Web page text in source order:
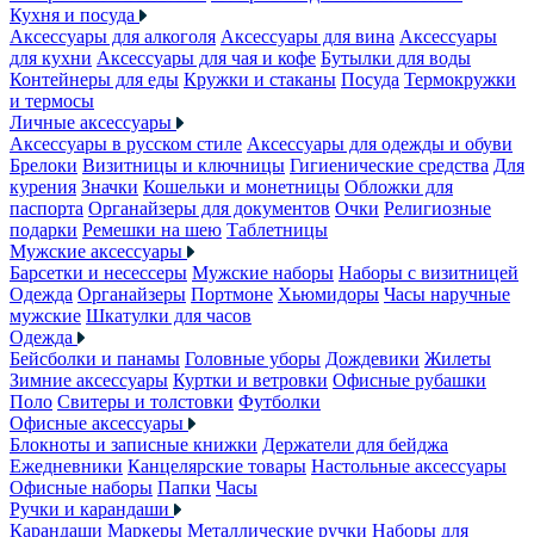
Кухня и посуда
Аксессуары для алкоголя Аксессуары для вина Аксессуары
для кухни Аксессуары для чая и кофе Бутылки для воды
Контейнеры для еды Кружки и стаканы Посуда Термокружки
и термосы
Личные аксессуары
Аксессуары в русском стиле Аксессуары для одежды и обуви
Брелоки Визитницы и ключницы Гигиенические средства Для
курения Значки Кошельки и монетницы Обложки для
паспорта Органайзеры для документов Очки Религиозные
подарки Ремешки на шею Таблетницы
Мужские аксессуары
Барсетки и несессеры Мужские наборы Наборы с визитницей
Одежда Органайзеры Портмоне Хьюмидоры Часы наручные
мужские Шкатулки для часов
Одежда
Бейсболки и панамы Головные уборы Дождевики Жилеты
Зимние аксессуары Куртки и ветровки Офисные рубашки
Поло Свитеры и толстовки Футболки
Офисные аксессуары
Блокноты и записные книжки Держатели для бейджа
Ежедневники Канцелярские товары Настольные аксессуары
Офисные наборы Папки Часы
Ручки и карандаши
Карандаши Маркеры Металлические ручки Наборы для